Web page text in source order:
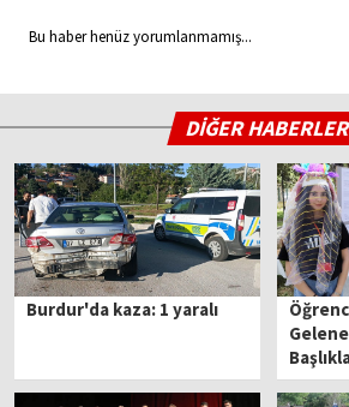
Bu haber henüz yorumlanmamış...
DİĞER HABERLER
Burdur'da kaza: 1 yaralı